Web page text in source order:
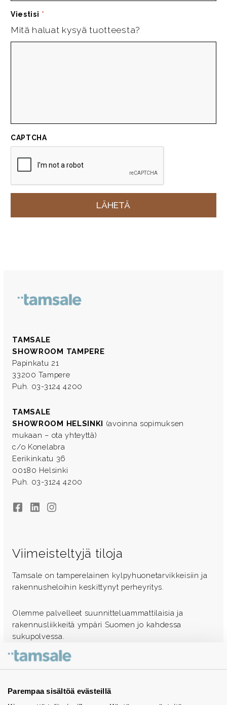
Parempaa sisältöä evästeillä
Viestisi *
Mitä haluat kysyä tuotteesta?
CAPTCHA
TAMSALE
SHOWROOM TAMPERE
Papinkatu 21
33200 Tampere
Puh. 03-3124 4200
TAMSALE
SHOWROOM HELSINKI (avoinna sopimuksen
mukaan – ota yhteyttä)
c/o Konelabra
Eerikinkatu 36
00180 Helsinki
Puh. 03-3124 4200
FacebookLinkedInInstagram
Viimeisteltyjä tiloja
Tamsale on tamperelainen kylpyhuonetarvikkeisiin ja
rakennusheloihin keskittynyt perheyritys.
Olemme palvelleet suunnitteluammattilaisia ja
rakennusliikkeitä ympäri Suomen jo kahdessa
sukupolvessa.
Ota yhteyttä - autamme mielellämme
Tuotekuvastot